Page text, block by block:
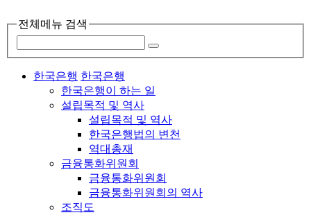
전체메뉴 검색
한국은행 한국은행
한국은행이 하는 일
설립목적 및 역사
설립목적 및 역사
한국은행법의 변천
역대총재
금융통화위원회
금융통화위원회
금융통화위원회의 역사
조직도